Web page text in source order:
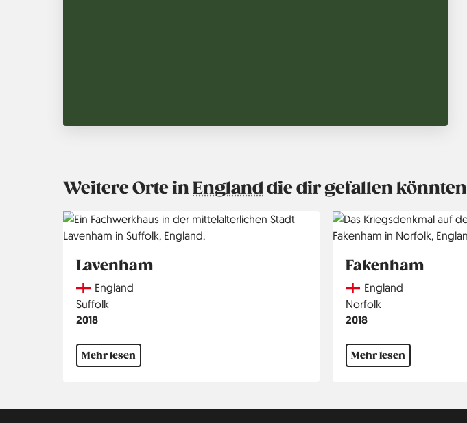
Weitere Orte in Englanddie dir gefallen könnten
Lavenham
CountryEngland
Region
Suffolk
Jahr
2018
Mehr lesen
Fakenham
CountryEngland
Region
Norfolk
Jahr
2018
Mehr lesen